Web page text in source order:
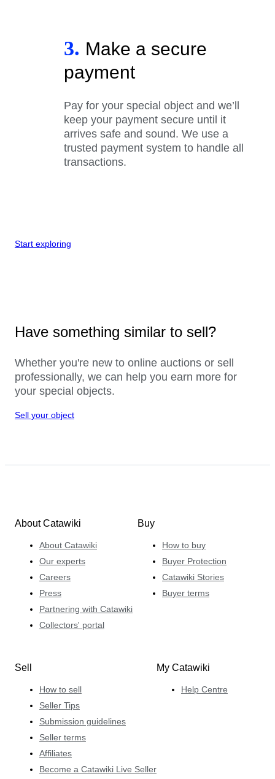
3. Make a secure
payment
Pay for your special object and we’ll
keep your payment secure until it
arrives safe and sound. We use a
trusted payment system to handle all
transactions.
Start exploring
Have something similar to sell?
Whether you're new to online auctions or sell
professionally, we can help you earn more for
your special objects.
Sell your object
About Catawiki
About Catawiki
Our experts
Careers
Press
Partnering with Catawiki
Collectors' portal
Buy
How to buy
Buyer Protection
Catawiki Stories
Buyer terms
Sell
How to sell
Seller Tips
Submission guidelines
Seller terms
Affiliates
Become a Catawiki Live Seller
My Catawiki
Help Centre